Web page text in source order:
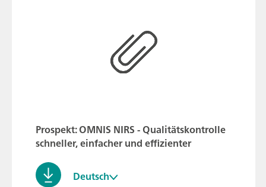
Prospekt: OMNIS NIRS - Qualitätskontrolle
schneller, einfacher und effizienter
Deutsch